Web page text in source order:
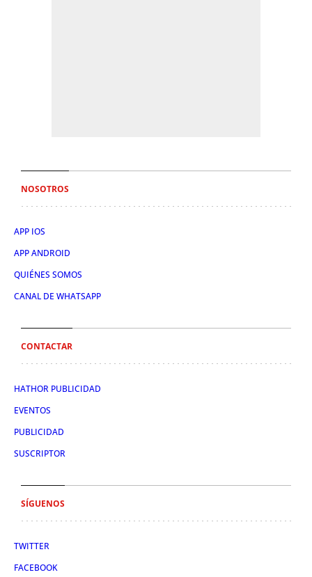
NOSOTROS
APP IOS
APP ANDROID
QUIÉNES SOMOS
CANAL DE WHATSAPP
CONTACTAR
HATHOR PUBLICIDAD
EVENTOS
PUBLICIDAD
SUSCRIPTOR
SÍGUENOS
TWITTER
FACEBOOK